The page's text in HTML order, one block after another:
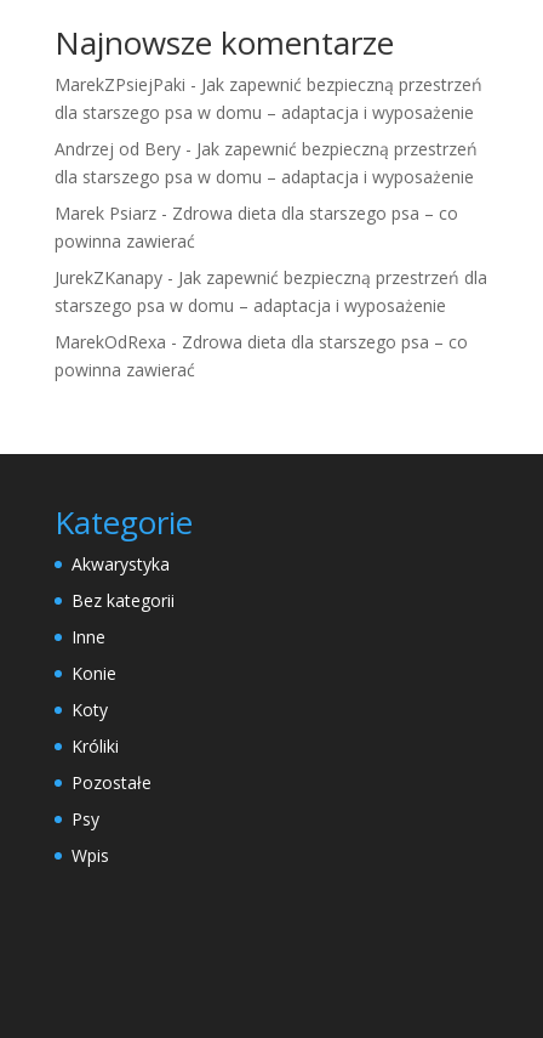
Najnowsze komentarze
MarekZPsiejPaki - Jak zapewnić bezpieczną przestrzeń
dla starszego psa w domu – adaptacja i wyposażenie
Andrzej od Bery- Jak zapewnić bezpieczną przestrzeń
dla starszego psa w domu – adaptacja i wyposażenie
Marek Psiarz- Zdrowa dieta dla starszego psa – co
powinna zawierać
JurekZKanapy- Jak zapewnić bezpieczną przestrzeń dla
starszego psa w domu – adaptacja i wyposażenie
MarekOdRexa - Zdrowa dieta dla starszego psa – co
powinna zawierać
Kategorie
Akwarystyka
Bez kategorii
Inne
Konie
Koty
Króliki
Pozostałe
Psy
Wpis